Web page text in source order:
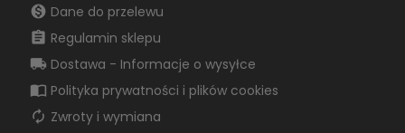
monetization_on Dane do przelewu
assignment Regulamin sklepu
local_shipping Dostawa - Informacje o wysyłce
import_contacts Polityka prywatności i plików cookies
autorenew Zwroty i wymiana